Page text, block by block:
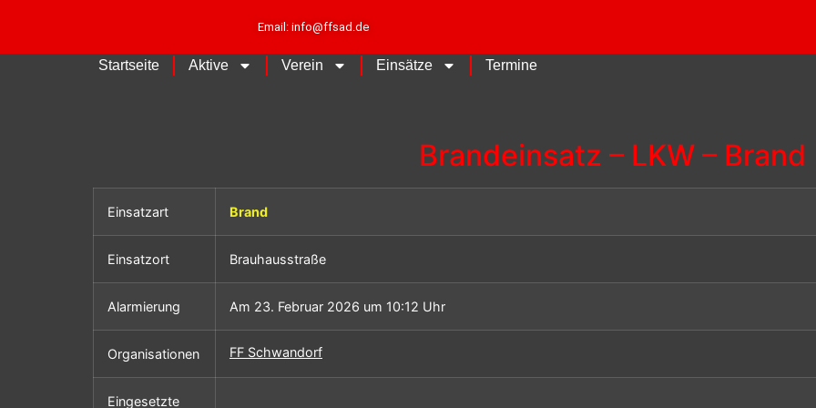
Email: info@ffsad.de
Startseite Aktive Verein Einsätze Termine
Brandeinsatz – LKW – Brand
Einsatzart Brand
Einsatzort Brauhausstraße
Alarmierung Am 23. Februar 2026 um 10:12 Uhr
Organisationen FF Schwandorf
Eingesetzte